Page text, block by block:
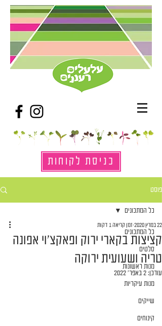
כניסת לקוחות
פוסט
כל המתכונים
סלטים
מנות ראשונות
מנות עיקריות
שייקים
קינוחים
כל המתכונים
קציצות בקארי ירוק ופאקצ׳וי אפונה
טריה ושעועית ירוקה
22 במרץ 2020 זמן קריאה 1 דקות
עודכן: 2 באפר׳ 2022